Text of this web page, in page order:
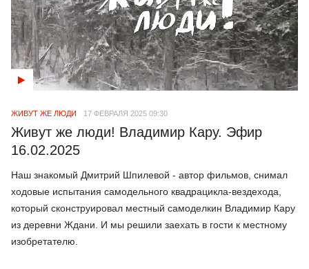
ЖИВУТ ЖЕ ЛЮДИ 17 ФЕВРАЛЯ 2025 09:30
Живут же люди! Владимир Кару. Эфир
16.02.2025
Наш знакомый Дмитрий Шпилевой - автор фильмов, снимал
ходовые испытания самодельного квадрацикла-вездехода,
который сконструировал местный самоделкин Владимир Кару
из деревни Ждани. И мы решили заехать в гости к местному
изобретателю.